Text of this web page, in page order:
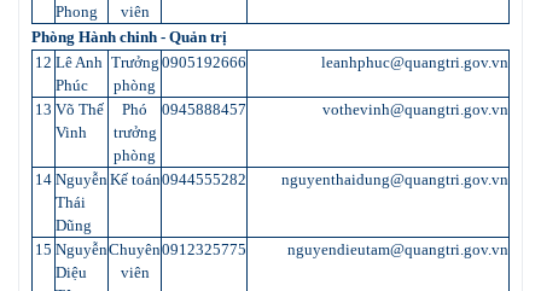
Phong
viên
Phòng Hành chinh - Quản trị
12 Lê Anh
Phúc
Trưởng
phòng
0905192666 leanhphuc@quangtri.gov.vn
13 Võ Thế
Vinh
Phó
trưởng
phòng
0945888457 vothevinh@quangtri.gov.vn
14 Nguyễn
Thái
Dũng
Kế toán0944555282 nguyenthaidung@quangtri.gov.vn
15 Nguyễn
Diệu
Chuyên
viên
0912325775 nguyendieutam@quangtri.gov.vn